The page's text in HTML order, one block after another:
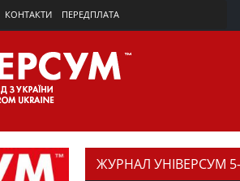
КОНТАКТИ ПЕРЕДПЛАТА
ЖУРНАЛ УНІВЕРСУМ